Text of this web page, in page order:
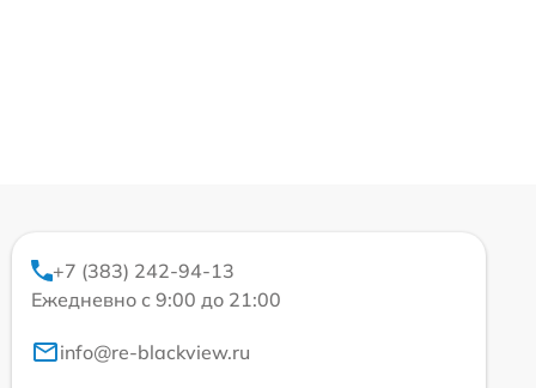
+7 (383) 242-94-13
Ежедневно с 9:00 до 21:00
info@re-blackview.ru